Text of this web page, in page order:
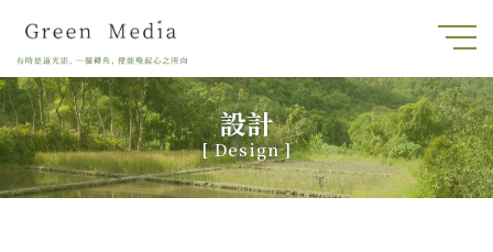
設計
[Design]